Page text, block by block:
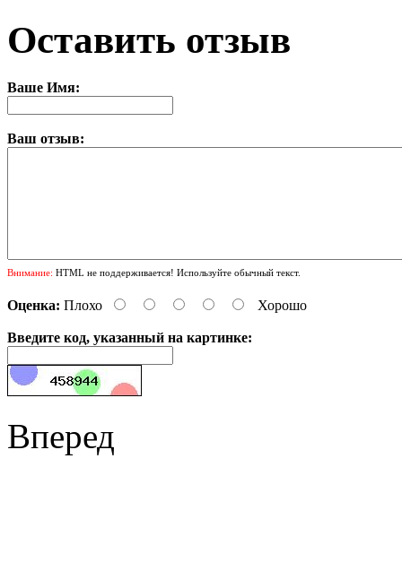
Оставить отзыв
Ваше Имя:
Ваш отзыв:
Внимание: HTML не поддерживается! Используйте обычный текст.
Оценка: Плохо Хорошо
Введите код, указанный на картинке:
Вперед